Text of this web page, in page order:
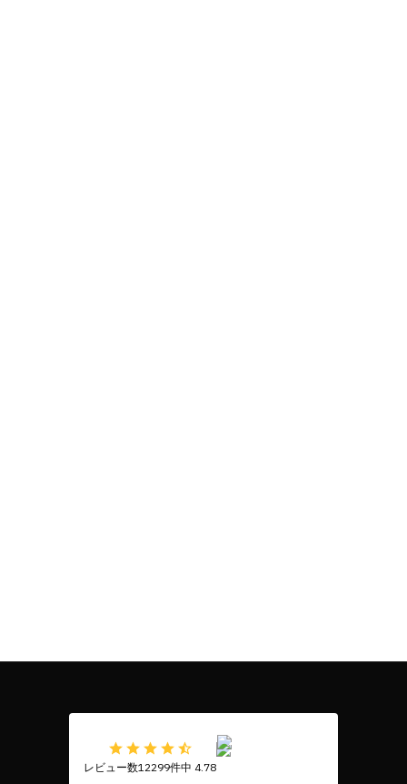
レビュー数12299件中 4.78